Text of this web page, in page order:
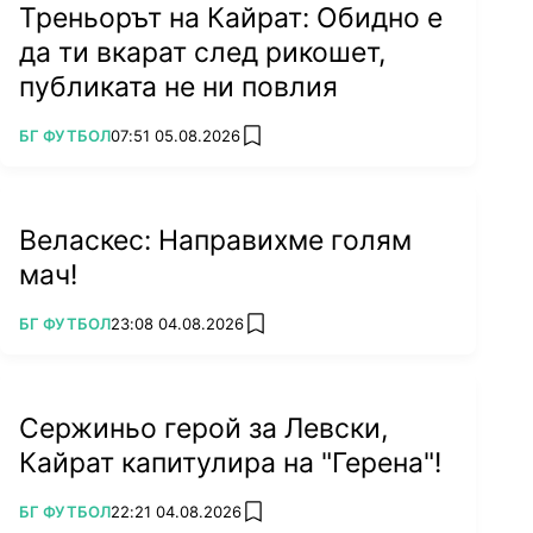
Треньорът на Кайрат: Обидно е
да ти вкарат след рикошет,
публиката не ни повлия
ПОВЕЧЕ ОТ
БГ ФУТБОЛ07:51 05.08.2026 add favorites
Веласкес: Направихме голям
мач!
ПОВЕЧЕ ОТ
БГ ФУТБОЛ23:08 04.08.2026 add favorites
Сержиньо герой за Левски,
Кайрат капитулира на "Герена"!
ПОВЕЧЕ ОТ
БГ ФУТБОЛ22:21 04.08.2026 add favorites